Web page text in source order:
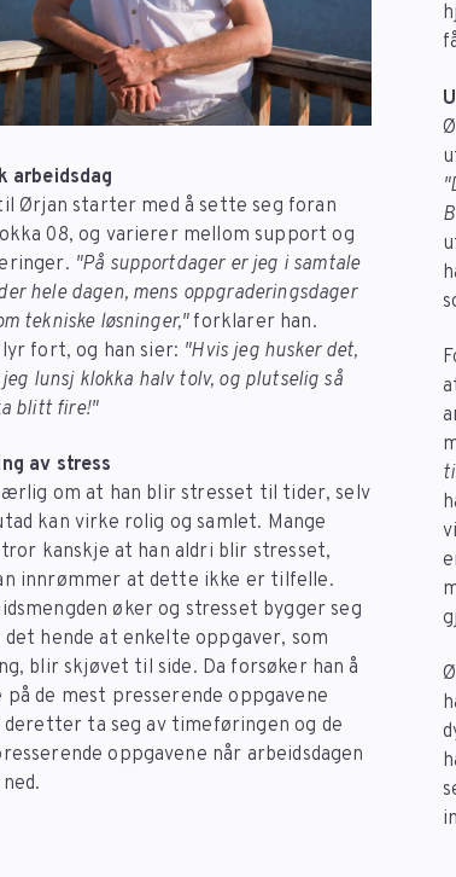
arbeidsdag
Ørjan starter med å sette seg foran
08, og varierer mellom support og
"På supportdager er jeg i samtale
hele dagen, mens oppgraderingsdager
tekniske løsninger,"forklarer han.
fort, og han sier: "Hvis jeg husker det,
lunsj klokka halv tolv, og plutselig så
blitt fire!"
av stress
om at han blir stresset til tider, selv
kan virke rolig og samlet. Mange
kanskje at han aldri blir stresset,
innrømmer at dette ikke er tilfelle.
øker og stresset bygger seg
det hende at enkelte oppgaver, som
blir skjøvet til side. Da forsøker han å
på de mest presserende oppgavene
ta seg av timeføringen og de
oppgavene når arbeidsdagen